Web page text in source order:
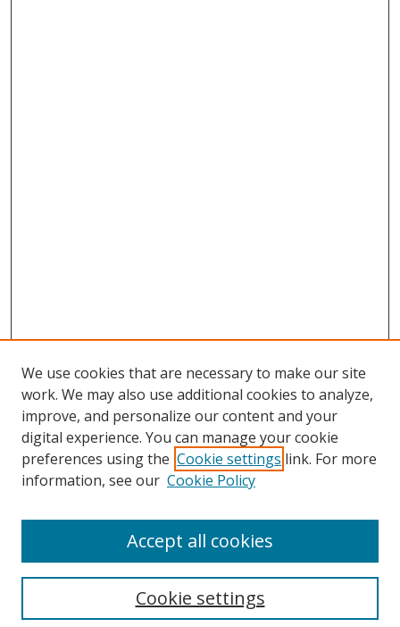
Search
Select context to search:
We use cookies that are necessary to make our site
work. We may also use additional cookies to analyze,
improve, and personalize our content and your
digital experience. You can manage your cookie
preferences using the Cookie settings link. For more
information, see our Cookie Policy
Cookie settings
Accept all cookies